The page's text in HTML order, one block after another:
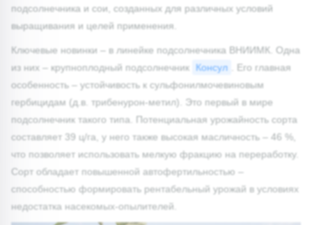
подсолнечника и сои, созданных для различных условий
выращивания и целей применения.
Ключевые новинки – в линейке подсолнечника ВНИИМК. Одна
из них – крупноплодный подсолнечник Консул
. Его главная
особенность – устойчивость к сульфонилмочевиновым
гербицидам (д.в. трибенурон-метил). Это первый в мире
подсолнечник такого типа. Потенциальная урожайность сорта
составляет 39 ц/га, у него также высокая масличность – 46 %,
что позволяет использовать мелкую фракцию на переработку.
Сорт обладает повышенной автофертильностью –
способностью формировать рентабельный урожай в условиях
недостатка насекомых-опылителей.